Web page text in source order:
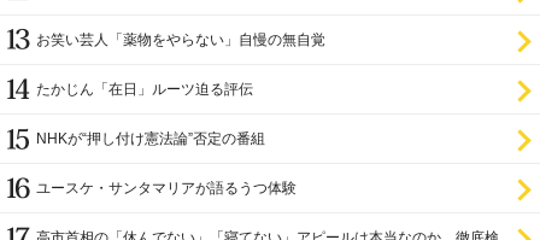
お笑い芸人「薬物をやらない」自慢の無自覚
たかじん「在日」ルーツ迫る評伝
NHKが“押し付け憲法論”否定の番組
ユースケ・サンタマリアが語るうつ体験